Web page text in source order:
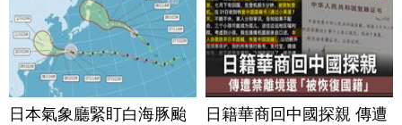
日本氣象廳緊盯白海豚颱
日籍華商回中國探親 傳遭